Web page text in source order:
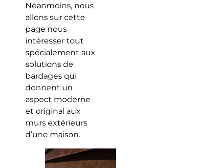
Néanmoins, nous
allons sur cette
page nous
intéresser tout
spécialement aux
solutions de
bardages qui
donnent un
aspect moderne
et original aux
murs extérieurs
d’une maison.